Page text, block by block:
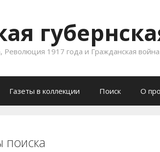
Революция 1917 года и Гражданская война
Газеты в коллекции Поиск О
поиска